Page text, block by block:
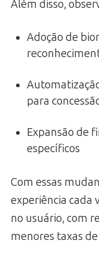
Além disso,
Adoção de
para
Expansão de
específicos
Com essas
experiência cada
no usuário, com
menores taxas